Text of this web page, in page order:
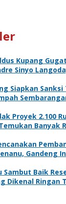
Kupang
Sinyo
Siapkan
Proyek 2.100
Banyak
Gandeng
Sambut Baik
Dikenal Ringan